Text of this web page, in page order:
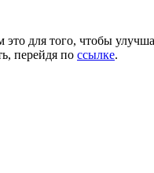
для того, чтобы
перейдя по ссылке.